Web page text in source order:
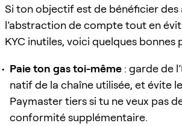
Si ton objectif est de bénéficier des
l’abstraction de compte tout en
KYC inutiles, voici quelques bonnes
Paie ton gas toi-même : garde de
natif de la chaîne utilisée, et évite
Paymaster tiers si tu ne veux pas
conformité supplémentaire.